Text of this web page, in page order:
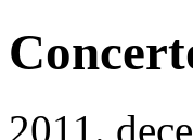
2011.